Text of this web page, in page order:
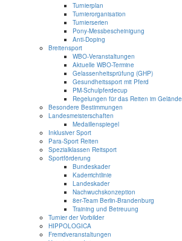
Turnierplan
Turnierorganisation
Turnierserien
Pony-Messbescheinigung
Anti-Doping
Breitensport
WBO-Veranstaltungen
Aktuelle WBO-Termine
Gelassenheitsprüfung (GHP)
Gesundheitssport mit Pferd
PM-Schulpferdecup
Regelungen für das Reiten im Gelände
Besondere Bestimmungen
Landesmeisterschaften
Medaillenspiegel
Inklusiver Sport
Para-Sport Reiten
Spezialklassen Reitsport
Sportförderung
Bundeskader
Kaderrichtlinie
Landeskader
Nachwuchskonzeption
8er-Team Berlin-Brandenburg
Training und Betreuung
Turnier der Vorbilder
HIPPOLOGICA
Fremdveranstaltungen